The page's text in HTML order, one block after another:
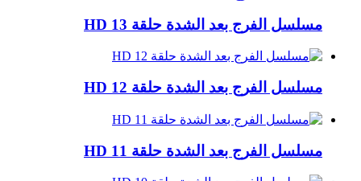
مسلسل الفرج بعد الشدة حلقة 13 HD
مسلسل الفرج بعد الشدة حلقة 12 HD
مسلسل الفرج بعد الشدة حلقة 11 HD